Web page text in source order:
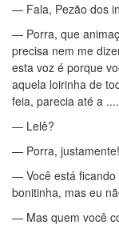
— Fala, Pezão dos
— Porra, que
precisa nem me
esta voz é porque
aquela loirinha de
feia, parecia até a ....
— Lelê?
— Porra,
— Você está ficando
bonitinha, mas eu
— Mas quem você